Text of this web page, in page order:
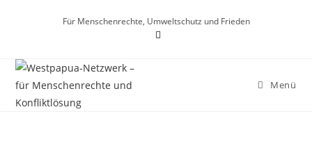
Für Menschenrechte, Umweltschutz und Frieden
Menü